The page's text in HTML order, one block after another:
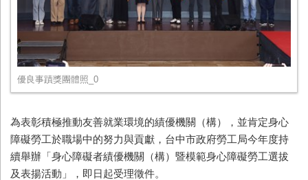
優良事蹟獎團體照_0
為表彰積極推動友善就業環境的績優機關（構），並肯定身心
障礙勞工於職場中的努力與貢獻，台中市政府勞工局今年度持
續舉辦「身心障礙者績優機關（構）暨模範身心障礙勞工選拔
及表揚活動」，即日起受理徵件。